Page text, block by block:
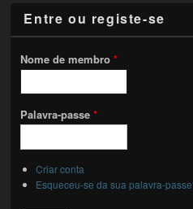
Entre ou registe-se
Nome de membro*
Palavra-passe*
Criar conta
Esqueceu-se da sua palavra-